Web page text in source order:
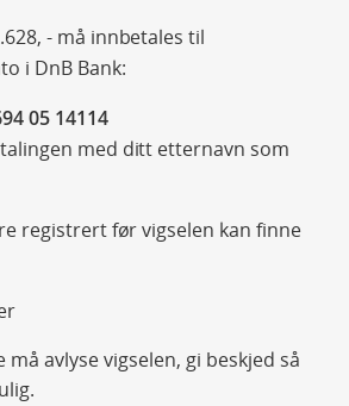
- må innbetales til
i DnB Bank:
05 14114
med ditt etternavn som
registrert før vigselen kan finne
må avlyse vigselen, gi beskjed så